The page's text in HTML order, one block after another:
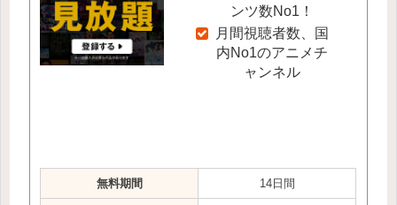
ンツ数No1！
月間視聴者数、国
内No1のアニメチ
ャンネル
無料期間 14日間